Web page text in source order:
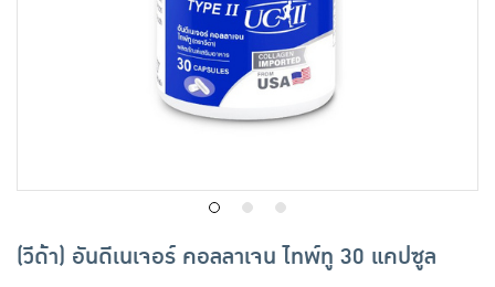
ขนมขบเคี้ยว และช็อคโกแลต
อาหารสด ผัก ผลไม้และเบเกอรี่
(วีด้า) อันดีเนเจอร์ คอลลาเจน ไทพ์ทู 30 แคปซูล